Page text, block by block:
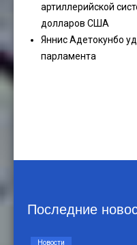
артиллерийской
долларов США
Яннис Адетокунбо
парламента
Последние
Новости